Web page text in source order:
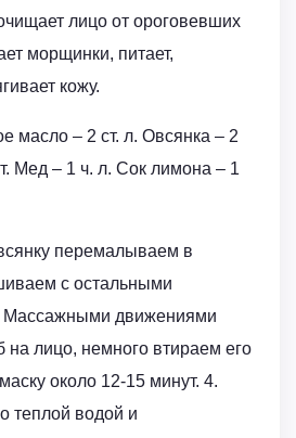
лицо от ороговевших
морщинки, питает,
кожу.
масло – 2 ст. л. Овсянка – 2
Мед – 1 ч. л. Сок лимона – 1
перемалываем в
с остальными
Массажными движениями
на лицо, немного втираем его
около 12-15 минут. 4.
теплой водой и